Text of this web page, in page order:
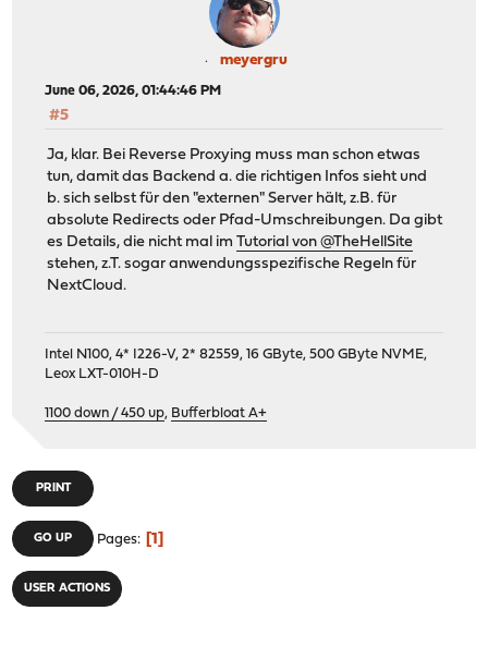
meyergru
June 06, 2026, 01:44:46 PM
#5
Ja, klar. Bei Reverse Proxying muss man schon etwas
tun, damit das Backend a. die richtigen Infos sieht und
b. sich selbst für den "externen" Server hält, z.B. für
absolute Redirects oder Pfad-Umschreibungen. Da gibt
es Details, die nicht mal imTutorial von @TheHellSite
stehen, z.T. sogar anwendungsspezifische Regeln für
NextCloud.
Intel N100, 4* I226-V, 2* 82559, 16 GByte, 500 GByte NVME,
Leox LXT-010H-D
1100 down / 450 up, Bufferbloat A+
PRINT
GO UP Pages 1
USER ACTIONS